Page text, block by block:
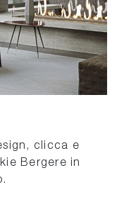
clicca e
Bergere in